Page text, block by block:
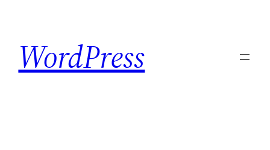
content
WordPress